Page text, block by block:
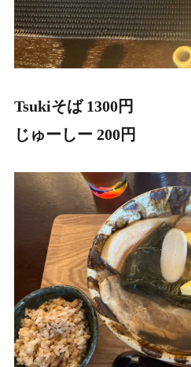
Tsukiそば 1300円
じゅーしー 200円